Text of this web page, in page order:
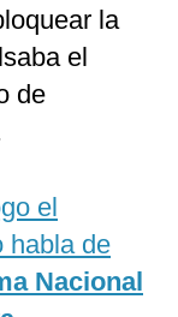
la
el
de
el
habla de
Nacional